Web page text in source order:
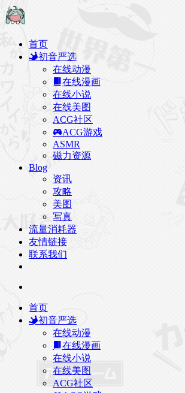
首页
初音严选
在线动漫
在线漫画
在线小说
在线美图
ACG社区
ACG游戏
ASMR
磁力资源
Blog
资讯
攻略
美图
写真
流量消耗器
友情链接
联系我们
首页
初音严选
在线动漫
在线漫画
在线小说
在线美图
ACG社区